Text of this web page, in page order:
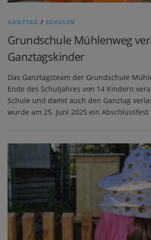
GANZTAG /SCHULEN
Grundschule Mühlenweg
Ganztagskinder
Das Ganztagsteam der Grundschule
Ende des Schuljahres von 14 Kindern
Schule und damit auch den Ganztag
wurde am 25. Juni 2025 ein